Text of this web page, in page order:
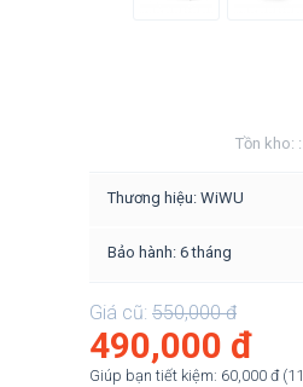
Tồn kho: :
Thương hiệu: WiWU
Bảo hành: 6 tháng
Giá cũ: 550,000 đ
490,000 đ
Giúp bạn tiết kiệm: 60,000 đ(11